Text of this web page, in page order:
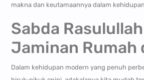
makna dan keutamaannya dalam
Sabda
Jaminan Rumah
Dalam kehidupan modern yang penuh